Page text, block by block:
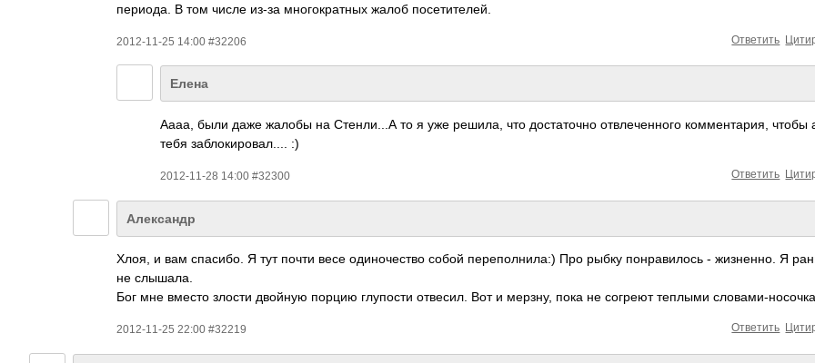
периода. В том числе из-за многократных жалоб посетителей.
2012-11-25 14:00 #32206 Ответить
Елена
Аааа, были даже жалобы на Стенли...А то я уже решила, что достаточно отвлеченного комментария, чтобы
тебя заблокировал.... :)
2012-11-28 14:00 #32300 Ответить
Александр
Хлоя, и вам спасибо. Я тут почти весе одиночество собой переполнила:) Про рыбку понравилось - жизненно. Я
не слышала.
Бог мне вместо злости двойную порцию глупости отвесил. Вот и мерзну, пока не согреют теплыми словами-
2012-11-25 22:00 #32219 Ответить